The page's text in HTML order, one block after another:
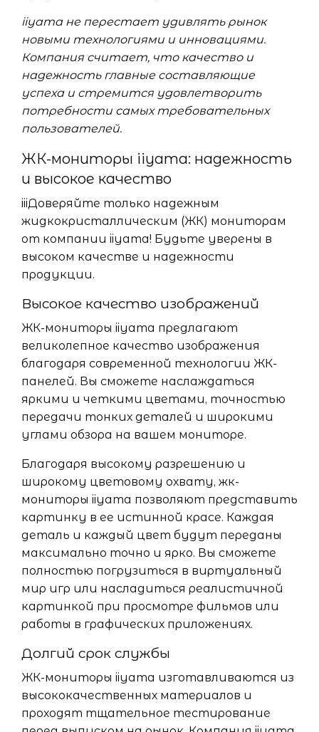
iiyama не перестает удивлять рынок
новыми технологиями и инновациями.
Компания считает, что качество и
надежность главные составляющие
успеха и стремится удовлетворить
потребности самых требовательных
пользователей.
ЖК-мониторы iiyama: надежность
и высокое качество
iiiДоверяйте только надежным
жидкокристаллическим (ЖК) мониторам
от компании iiyama! Будьте уверены в
высоком качестве и надежности
продукции.
Высокое качество изображений
ЖК-мониторы iiyama предлагают
великолепное качество изображения
благодаря современной технологии ЖК-
панелей. Вы сможете наслаждаться
яркими и четкими цветами, точностью
передачи тонких деталей и широкими
углами обзора на вашем мониторе.
Благодаря высокому разрешению и
широкому цветовому охвату, жк-
мониторы iiyama позволяют представить
картинку в ее истинной красе. Каждая
деталь и каждый цвет будут переданы
максимально точно и ярко. Вы сможете
полностью погрузиться в виртуальный
мир игр или насладиться реалистичной
картинкой при просмотре фильмов или
работы в графических приложениях.
Долгий срок службы
ЖК-мониторы iiyama изготавливаются из
высококачественных материалов и
проходят тщательное тестирование